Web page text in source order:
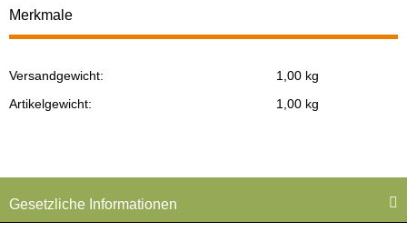
Merkmale
Produkteigenschaft
Wert
Versandgewicht:
1,00 kg
Artikelgewicht:
1,00 kg
Gesetzliche Informationen